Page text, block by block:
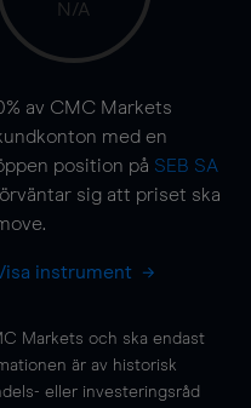
N/A
av CMC Markets
med en
position på SEB SA
sig att priset ska
.
instrument
Markets och ska endast
är av historisk
eller investeringsråd